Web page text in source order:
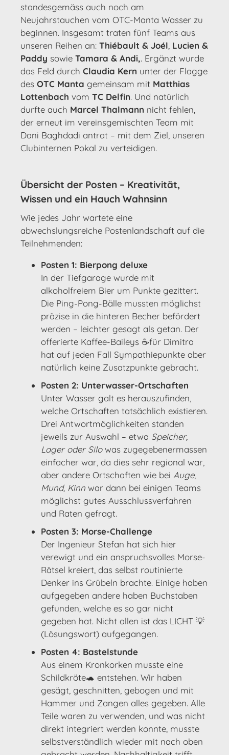
standesgemäss auch noch am
Neujahrstauchen vom OTC-Manta Wasser zu
beginnen. Insgesamt traten fünf Teams aus
unseren Reihen an: Thiébault & Joél Lucien &
Paddy sowie Tamara & Andi,. Ergänzt wurde
das Feld durch Claudia Kern unter der Flagge
des OTC Manta gemeinsam mit Matthias
Lottenbach vom TC Delfin. Und natürlich
durfte auch Marcel Thalmann nicht fehlen,
der erneut im vereinsgemischten Team mit
Dani Baghdadi antrat – mit dem Ziel, unseren
Clubinternen Pokal zu verteidigen.
Übersicht der Posten – Kreativität,
Wissen und ein Hauch Wahnsinn
Wie jedes Jahr wartete eine
abwechslungsreiche Postenlandschaft auf die
Teilnehmenden:
Posten 1: Bierpong deluxe
In der Tiefgarage wurde mit
alkoholfreiem Bier um Punkte gezittert.
Die Ping-Pong-Bälle mussten möglichst
präzise in die hinteren Becher befördert
werden – leichter gesagt als getan. Der
offerierte Kaffee-Baileys ☕für Dimitra
hat auf jeden Fall Sympathiepunkte aber
natürlich keine Zusatzpunkte gebracht.
Posten 2: Unterwasser-Ortschaften
Unter Wasser galt es herauszufinden,
welche Ortschaften tatsächlich existieren.
Drei Antwortmöglichkeiten standen
jeweils zur Auswahl – etwa Speicher,
Lager oder Silowas zugegebenermassen
einfacher war, da dies sehr regional war,
aber andere Ortschaften wie bei Auge,
Mund, Kinn war dann bei einigen Teams
möglichst gutes Ausschlussverfahren
und Raten gefragt.
Posten 3: Morse-Challenge
Der Ingenieur Stefan hat sich hier
verewigt und ein anspruchsvolles Morse-
Rätsel kreiert, das selbst routinierte
Denker ins Grübeln brachte. Einige haben
aufgegeben andere haben Buchstaben
gefunden, welche es so gar nicht
gegeben hat. Nicht allen ist das LICHT 💡
(Lösungswort) aufgegangen.
Posten 4: Bastelstunde
Aus einem Kronkorken musste eine
Schildkröte🐢 entstehen. Wir haben
gesägt, geschnitten, gebogen und mit
Hammer und Zangen alles gegeben. Alle
Teile waren zu verwenden, und was nicht
direkt integriert werden konnte, musste
selbstverständlich wieder mit nach oben